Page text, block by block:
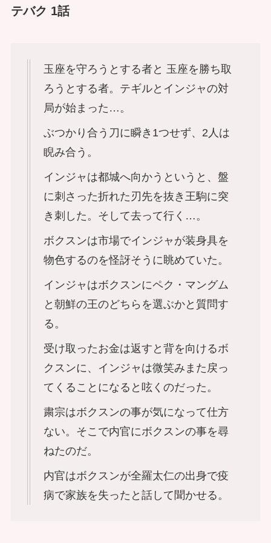
テバク 1話
玉座を守ろうとする者と 玉座を勝ち取
ろうとする者。テギルとインジャの対
局が始まった…。
ぶつかり合う刀に瞬き1つせず、2人は
睨み合う。
インジャは都城へ向かうというと、盤
に刺さった折れた刃先を抜き王駒に突
き刺した。そして去って行く…。
ボクスンは市場でインジャが装身具を
物色するのを怪訝そうに眺めていた。
インジャはボクスンにペク・マングム
と朝鮮の王のどちらを選ぶかと質問す
る。
受け取ったお金は返すと背を向けるボ
クスンに、インジャは微笑みまた戻っ
てくることになると呟くのだった。
粛宗はボクスンの事が気になって仕方
ない。そこで内官にボクスンの事を尋
ねたのだ。
内官はボクスンが全羅太仁の出身で疫
病で家族を失ったと話して聞かせる。